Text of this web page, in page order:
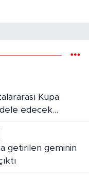
edecek